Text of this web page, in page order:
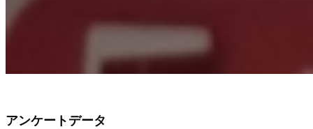
アンケートデータ